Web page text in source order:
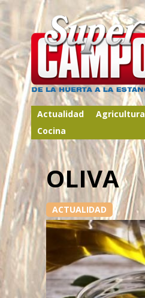
Actualidad Agricultura
Cocina
OLIVA
ACTUALIDAD